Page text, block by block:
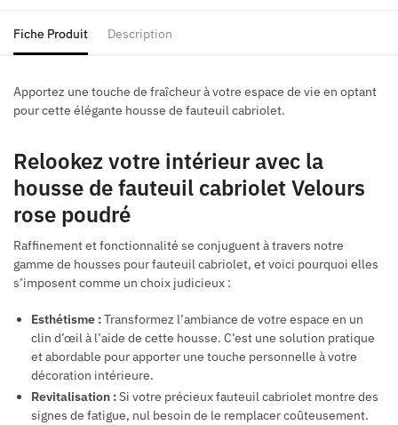
Fiche Produit Description
Apportez une touche de fraîcheur à votre espace de vie en optant
pour cette élégante housse de fauteuil cabriolet.
Relookez votre intérieur avec la
housse de fauteuil cabriolet Velours
rose poudré
Raffinement et fonctionnalité se conjuguent à travers notre
gamme de housses pour fauteuil cabriolet, et voici pourquoi elles
s’imposent comme un choix judicieux :
Esthétisme :Transformez l’ambiance de votre espace en un
clin d’œil à l’aide de cette housse. C’est une solution pratique
et abordable pour apporter une touche personnelle à votre
décoration intérieure.
Revitalisation :Si votre précieux fauteuil cabriolet montre des
signes de fatigue, nul besoin de le remplacer coûteusement.